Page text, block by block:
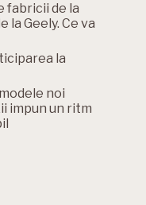
fabricii de la
la Geely. Ce va
la
noi
impun un ritm